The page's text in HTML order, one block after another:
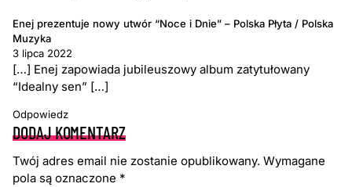
Enej prezentuje nowy utwór “Noce i Dnie” – Polska Płyta / Polska
Muzyka
3 lipca 2022
[…] Enej zapowiada jubileuszowy album zatytułowany
“Idealny sen” […]
Odpowiedz
DODAJ KOMENTARZ
Twój adres email nie zostanie opublikowany. Wymagane
pola są oznaczone *